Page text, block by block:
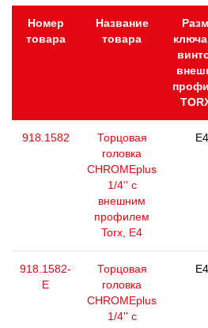
Номер
товара
Название
товара
918.1582
Торцовая
головка
CHROMEplus
1/4'' с
внешним
профилем
Torx, E4
E4
918.1582-
E
Торцовая
головка
CHROMEplus
1/4'' с
E4